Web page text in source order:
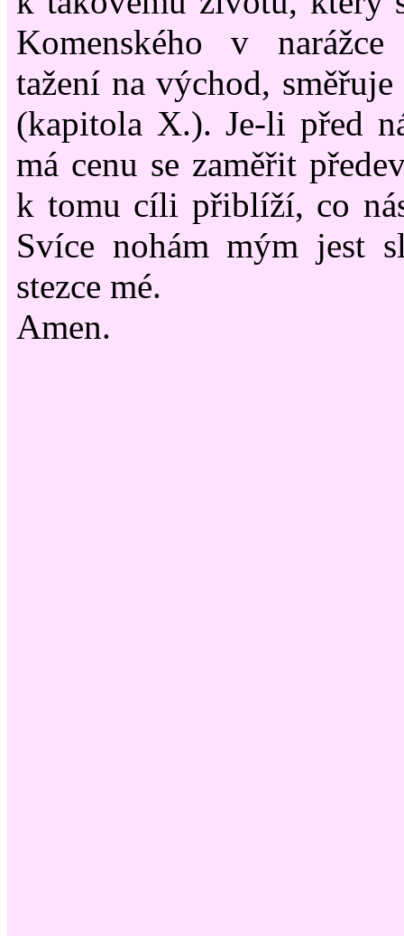
Komenského v
tažení na východ,
(kapitola X.). Je-li před
má cenu se zaměřit
k tomu cíli přiblíží, co
Svíce nohám mým jest
stezce mé.
Amen.